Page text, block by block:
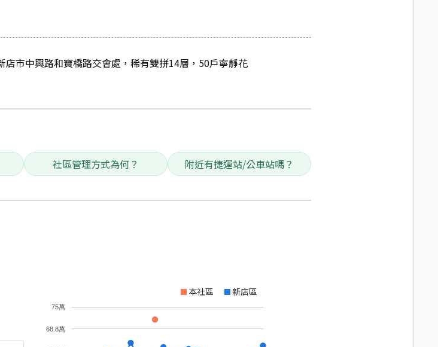
市中興路和寶橋路交會處，稀有雙拼14層，50戶寧靜花
社區管理方式為何？ 附近有捷運站/公車站嗎？
本社區 新店區
68.8萬
75萬